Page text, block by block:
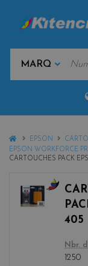
MARQUES
CLÉS
HOMEEPSON
EPSON WORKFORCE
CARTOUCHES PACK
405
color
Nbr.
1250